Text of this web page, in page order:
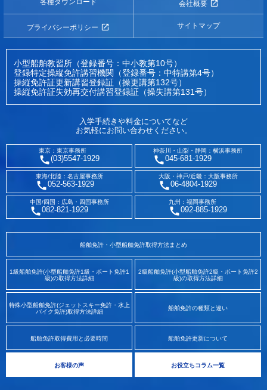
各種ダウンロード 会社概要
プライバシーポリシー サイトマップ
小型船舶教習所（登録番号：中小教第10号）
登録特定操縦免許講習機関（登録番号：中特講第4号）
操縦免許証更新講習登録証（操更講第132号）
操縦免許証失効再交付講習登録証（操失講第131号）
入学手続きや料金についてなど
お気軽にお問い合わせください。
東京：東京事務所
(03)5547-1929
神奈川・山梨・静岡：横浜事務所
045-681-1929
東海/北陸：名古屋事務所
052-563-1929
大阪・神戸/近畿：大阪事務所
06-4804-1929
中国/四国：広島・四国事務所
082-821-1929
九州：福岡事務所
092-885-1929
船舶免許・小型船舶免許取得方法まとめ
1級船舶免許(小型船舶免許1級・ボート免許1
級)の取得方法詳細
2級船舶免許(小型船舶免許2級・ボート免許2
級)の取得方法詳細
特殊小型船舶免許(ジェットスキー免許・水上
バイク免許)取得方法詳細
船舶免許の種類と違い
船舶免許取得費用と必要時間 船舶免許更新について
お客様の声 お役立ちコラム一覧